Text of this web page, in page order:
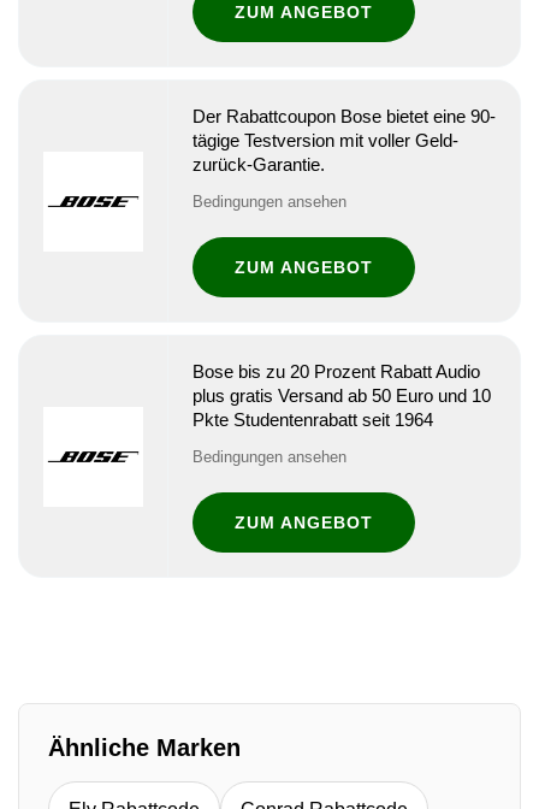
ZUM ANGEBOT
Der Rabattcoupon Bose bietet eine 90-
tägige Testversion mit voller Geld-
zurück-Garantie.
Bedingungen ansehen
ZUM ANGEBOT
Bose bis zu 20 Prozent Rabatt Audio
plus gratis Versand ab 50 Euro und 10
Pkte Studentenrabatt seit 1964
Bedingungen ansehen
ZUM ANGEBOT
Ähnliche Marken